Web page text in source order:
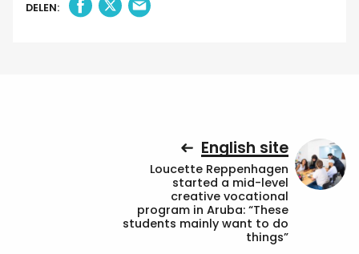
DELEN:
English site
Loucette Reppenhagen
started a mid-level
creative vocational
program in Aruba: “These
students mainly want to do
things”